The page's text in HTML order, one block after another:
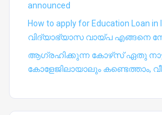
announced
How to apply for Education Loan in
വിദ്യാഭ്യാസ വായ്പ എങ്ങനെ
ആഗ്രഹിക്കുന്ന കോഴ്‍സ് ഏതു
കോളേജിലായാലും കണ്ടെത്താം,